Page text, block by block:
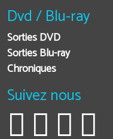
Dvd / Blu-ray
Sorties DVD
Sorties Blu-ray
Chroniques
Suivez nous